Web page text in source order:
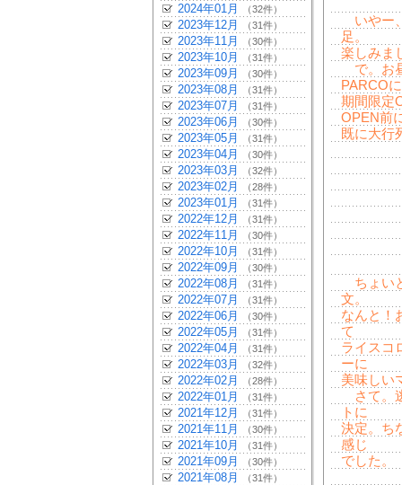
2024年01月 （32件）
2023年12月 （31件）
2023年11月 （30件）
2023年10月 （31件）
2023年09月 （30件）
2023年08月 （31件）
2023年07月 （31件）
2023年06月 （30件）
2023年05月 （31件）
2023年04月 （30件）
2023年03月 （32件）
2023年02月 （28件）
2023年01月 （31件）
2022年12月 （31件）
2022年11月 （30件）
2022年10月 （31件）
2022年09月 （30件）
2022年08月 （31件）
2022年07月 （31件）
2022年06月 （30件）
2022年05月 （31件）
2022年04月 （31件）
2022年03月 （32件）
2022年02月 （28件）
2022年01月 （31件）
2021年12月 （31件）
2021年11月 （30件）
2021年10月 （31件）
2021年09月 （30件）
2021年08月 （31件）
いやー
足。
楽しみま
で。お
PARCOに
期間限定
OPEN前
既に大行
ちょい
文。
なんと！
て
ライスコ
ーに
美味しい
さて。
トに
決定。ち
感じ
でした。